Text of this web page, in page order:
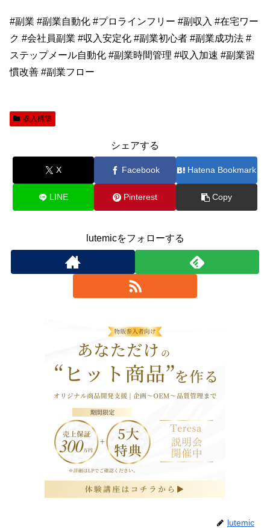
#副業 #副業自動化 #プロラインフリー #副収入 #在宅ワー
ク #会社員副業 #収入安定化 #副業初心者 #副業成功法 #
ステップメール自動化 #副業時間管理 #収入加速 #副業習
慣改善 #副業フロー
収入構築
シェアする
X Facebook Hatena Bookmark
LINE Pinterest Copy
lutemicをフォローする
lutemic